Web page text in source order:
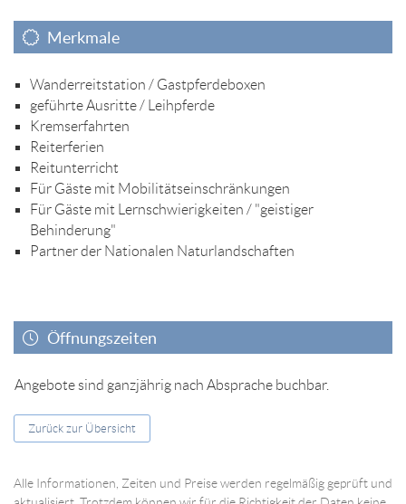
Merkmale
Wanderreitstation / Gastpferdeboxen
geführte Ausritte / Leihpferde
Kremserfahrten
Reiterferien
Reitunterricht
Für Gäste mit Mobilitätseinschränkungen
Für Gäste mit Lernschwierigkeiten / "geistiger
Behinderung"
Partner der Nationalen Naturlandschaften
Öffnungszeiten
Angebote sind ganzjährig nach Absprache buchbar.
Zurück zur Übersicht
Alle Informationen, Zeiten und Preise werden regelmäßig geprüft und